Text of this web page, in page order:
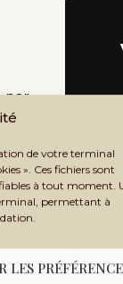
de votre terminal
». Ces fichiers sont
à tout moment.
permettant à
LES
par
par